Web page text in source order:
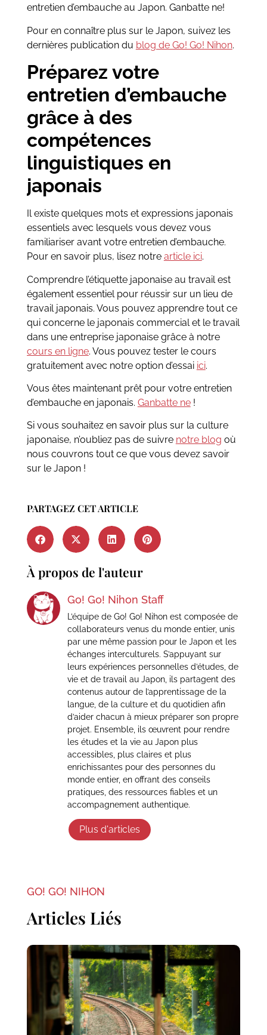
entretien d’embauche au Japon. Ganbatte ne!
Pour en connaître plus sur le Japon, suivez les
dernières publication du blog de Go! Go! Nihon.
Préparez votre
entretien d’embauche
grâce à des
compétences
linguistiques en
japonais
Il existe quelques mots et expressions japonais
essentiels avec lesquels vous devez vous
familiariser avant votre entretien d’embauche.
Pour en savoir plus, lisez notre article ici.
Comprendre l’étiquette japonaise au travail est
également essentiel pour réussir sur un lieu de
travail japonais. Vous pouvez apprendre tout ce
qui concerne le japonais commercial et le travail
dans une entreprise japonaise grâce à notre
cours en ligne. Vous pouvez tester le cours
gratuitement avec notre option d’essai ici.
Vous êtes maintenant prêt pour votre entretien
d’embauche en japonais. Ganbatte ne!
Si vous souhaitez en savoir plus sur la culture
japonaise, n’oubliez pas de suivre notre blog où
nous couvrons tout ce que vous devez savoir
sur le Japon !
PARTAGEZ CET ARTICLE
À propos de l'auteur
Go! Go! Nihon Staff
L’équipe de Go! Go! Nihon est composée de
collaborateurs venus du monde entier, unis
par une même passion pour le Japon et les
échanges interculturels. S’appuyant sur
leurs expériences personnelles d’études, de
vie et de travail au Japon, ils partagent des
contenus autour de l’apprentissage de la
langue, de la culture et du quotidien afin
d’aider chacun à mieux préparer son propre
projet. Ensemble, ils œuvrent pour rendre
les études et la vie au Japon plus
accessibles, plus claires et plus
enrichissantes pour des personnes du
monde entier, en offrant des conseils
pratiques, des ressources fiables et un
accompagnement authentique.
Plus d'articles
GO! GO! NIHON
Articles Liés